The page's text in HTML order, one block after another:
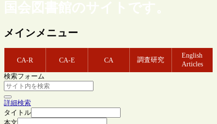
国会図書館のサイトです。
メインメニュー
CA-R CA-E CA 調査研究
English
Articles
検索フォーム
詳細検索
タイトル